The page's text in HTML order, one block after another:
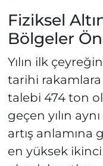
Fiziksel
Bölgeler
Yılın ilk
tarihi rakamlara
talebi 474 ton
geçen yılın
artış anlamına
en yüksek